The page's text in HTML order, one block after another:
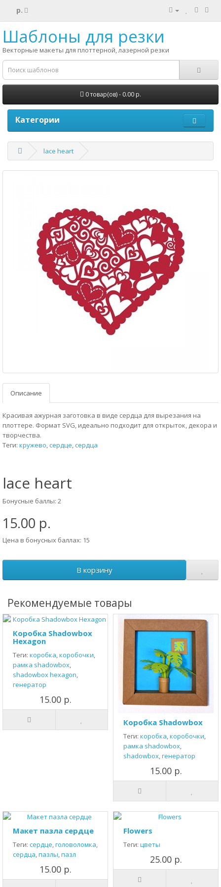
р.
Шаблоны для резки
Векторные макеты для плоттерной, лазерной резки
0 товар(ов) - 0.00 р.
Категории
lace heart
Описание
Красивая ажурная заготовка в виде сердца для вырезания на
плоттере. Формат SVG, идеально подходит для открыток, декора и
творчества.
Теги: кружево,сердце,сердца
lace heart
Бонусные баллы: 2
15.00 р.
Цена в бонусных баллах: 15
В корзину
Рекомендуемые товары
Коробка Shadowbox
Hexagon
Теги: коробка,коробочки,
рамка shadowbox,
shadowbox hexagon,
генератор
15.00 р.
Коробка Shadowbox
Теги: коробка,коробочки,
рамка shadowbox,
shadowbox,генератор
15.00 р.
Макет пазла сердце
Теги: сердце,головоломка,
сердца,пазлы,пазл
15.00 р.
Flowers
Теги: цветы
25.00 р.